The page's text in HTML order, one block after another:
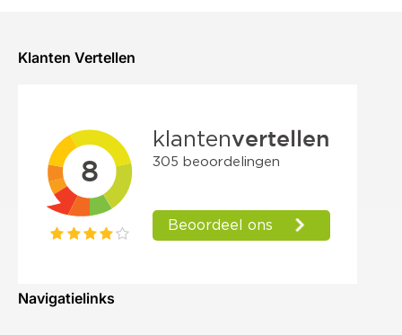
Klanten Vertellen
Navigatielinks